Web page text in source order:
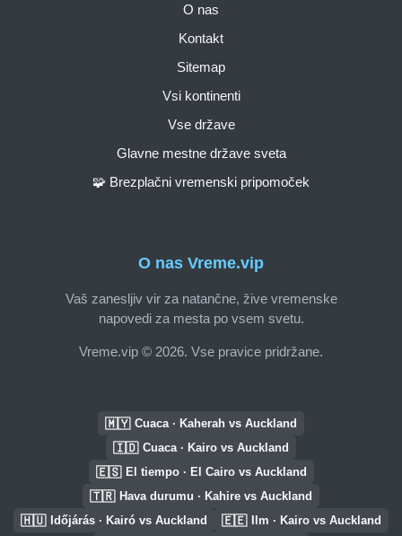
O nas Vreme.vip
Vaš zanesljiv vir za natančne, žive vremenske
napovedi za mesta po vsem svetu.
Vreme.vip © 2026. Vse pravice pridržane.
O nas
Kontakt
Sitemap
Vsi kontinenti
Vse države
Glavne mestne države sveta
🧩 Brezplačni vremenski pripomoček
🇲🇾 Cuaca · Kaherah vs Auckland
🇮🇩 Cuaca · Kairo vs Auckland
🇪🇸 El tiempo · El Cairo vs Auckland
🇹🇷 Hava durumu · Kahire vs Auckland
🇭🇺 Időjárás · Kairó vs Auckland 🇪🇪 Ilm · Kairo vs Auckland